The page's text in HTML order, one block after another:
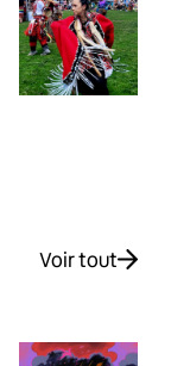
Voir tout